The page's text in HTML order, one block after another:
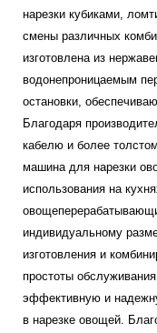
нарезки кубиками,
смены различных
изготовлена ​​из
водонепроницаемым
остановки,
Благодаря
кабелю и более
машина для нарезки
использования на
индивидуальному
изготовления и
простоты
эффективную и
в нарезке овощей.